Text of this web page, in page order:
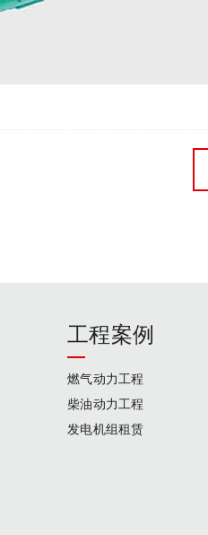
工程案例
燃气动力工程
柴油动力工程
发电机组租赁